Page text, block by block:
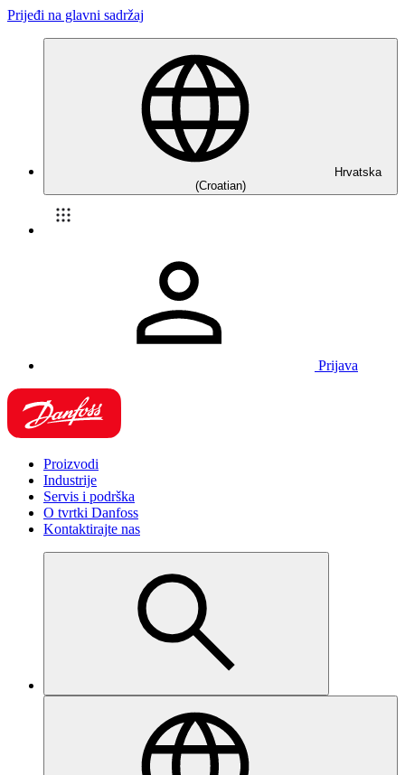
Prijeđi na glavni sadržaj
Hrvatska
(Croatian)
Prijava
Proizvodi
Industrije
Servis i podrška
O tvrtki Danfoss
Kontaktirajte nas